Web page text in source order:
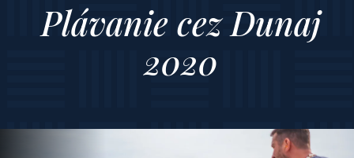
Plávanie cez Dunaj
2020